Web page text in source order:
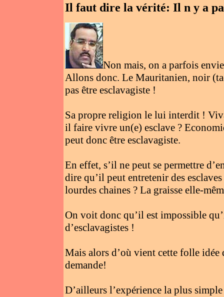
Il faut dire la vérité: Il n y a
Non mais, on a parfois
Allons donc. Le Mauritanien, noir
pas être esclavagiste !
Sa propre religion le lui interdit !
il faire vivre un(e) esclave ?
peut donc être esclavagiste.
En effet, s’il ne peut se permettre
dire qu’il peut entretenir des
lourdes chaines ? La graisse elle-
On voit donc qu’il est impossible
d’esclavagistes !
Mais alors d’où vient cette folle idée
demande!
D’ailleurs l’expérience la plus